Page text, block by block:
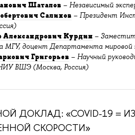
Шаталов –Независимый
Салихов –Президент
Александрович Курдин –
МГУ, доцент Департамента
Григорьев –Научный
ВШЭ (Москва, Россия)
ДОКЛАД: «COVID-19 =
СКОРОСТИ»